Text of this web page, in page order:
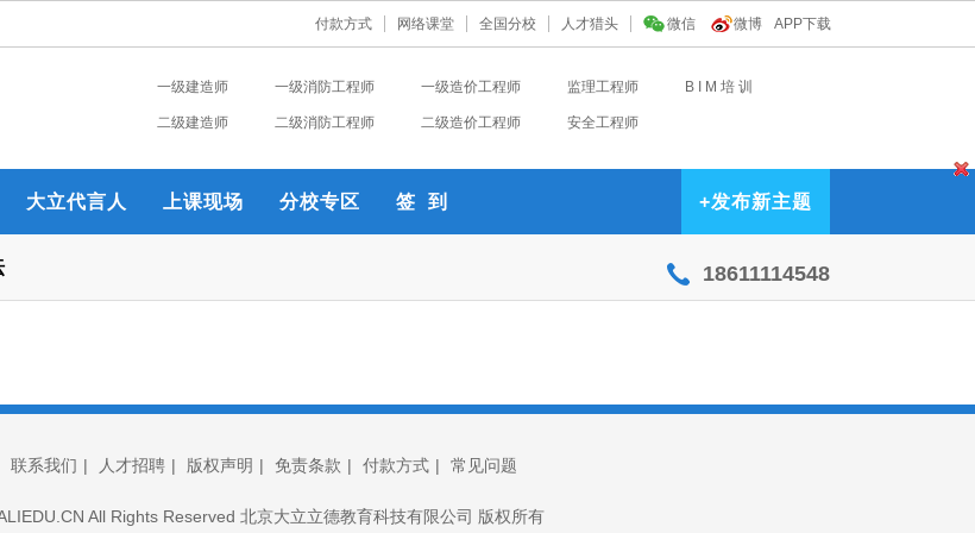
APP下载
微博
微信
人才猎头
全国分校
网络课堂
付款方式
一级建造师 一级消防工程师 一级造价工程师 监理工程师 B I M 培 训
二级建造师 二级消防工程师 二级造价工程师 安全工程师
大立代言人 上课现场 分校专区 签 到 +发布新主题
18611114548
联系我们 | 人才招聘 | 版权声明 | 免责条款 | 付款方式 | 常见问题
All Rights Reserved 北京大立立德教育科技有限公司 版权所有